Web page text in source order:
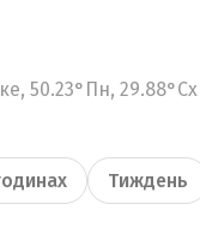
50.23°Пн, 29.88°Сх
Тиждень